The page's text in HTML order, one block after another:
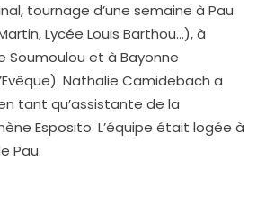
tournage d’une semaine à Pau
Lycée Louis Barthou…), à
Soumoulou et à Bayonne
Nathalie Camidebach a
tant qu’assistante de la
Esposito. L’équipe était logée à
Pau.